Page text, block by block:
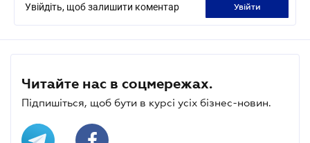
Увійдіть, щоб залишити коментар увійти
Читайте нас в соцмережах.
Підпишіться, щоб бути в курсі усіх бізнес-новин.